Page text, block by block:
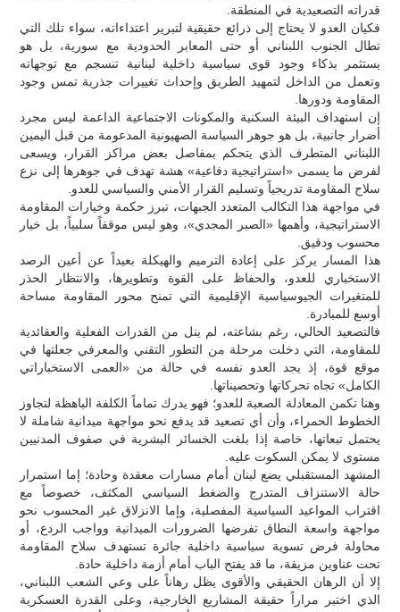
قدراته التصعيدية في المنطقة.
فكيان العدو لا يحتاج إلى ذرائع حقيقية لتبرير اعتداءاته، سواء تلك التي
تطال الجنوب اللبناني أو حتى المعابر الحدودية مع سورية، بل هو
يستثمر بذكاء وجود قوى سياسية داخلية لبنانية تنسجم مع توجهاته
وتعمل من الداخل لتمهيد الطريق وإحداث تغييرات جذرية تمس وجود
المقاومة ودورها.
إن استهداف البيئة السكنية والمكونات الاجتماعية الداعمة ليس مجرد
أضرار جانبية، بل هو جوهر السياسة الصهيونية المدعومة من قبل اليمين
اللبناني المتطرف الذي يتحكم بمفاصل بعض مراكز القرار، ويسعى
لفرض ما يسمى «استراتيجية دفاعية» هشة تهدف في جوهرها إلى نزع
سلاح المقاومة تدريجياً وتسليم القرار الأمني والسياسي للعدو.
في مواجهة هذا التكالب المتعدد الجبهات، تبرز حكمة وخيارات المقاومة
الاستراتيجية، وأهمها «الصبر المجدي»، وهو ليس موقفاً سلبياً، بل خيار
محسوب ودقيق.
هذا المسار يركز على إعادة الترميم والهيكلة بعيداً عن أعين الرصد
الاستخباري للعدو، والحفاظ على القوة وتطويرها، والانتظار الحذر
للمتغيرات الجيوسياسية الإقليمية التي تمنح محور المقاومة مساحة
أوسع للمبادرة.
فالتصعيد الحالي، رغم بشاعته، لم ينل من القدرات الفعلية والعقائدية
للمقاومة، التي دخلت مرحلة من التطور التقني والمعرفي جعلتها في
موقع قوة، إذ يجد العدو نفسه في حالة من «العمى الاستخباراتي
الكامل» تجاه تحركاتها وتحصيناتها.
وهنا تكمن المعادلة الصعبة للعدو؛ فهو يدرك تماماً الكلفة الباهظة لتجاوز
الخطوط الحمراء، وأن أي تصعيد قد يدفع نحو مواجهة ميدانية شاملة لا
يحتمل تبعاتها، خاصة إذا بلغت الخسائر البشرية في صفوف المدنيين
مستوى لا يمكن السكوت عليه.
المشهد المستقبلي يضع لبنان أمام مسارات معقدة وحادة؛ إما استمرار
حالة الاستنزاف المتدرج والضغط السياسي المكثف، خصوصاً مع
اقتراب المواعيد السياسية المفصلية، وإما الانزلاق غير المحسوب نحو
مواجهة واسعة النطاق تفرضها الضرورات الميدانية وواجب الردع، أو
محاولة فرض تسوية سياسية داخلية جائرة تستهدف سلاح المقاومة
تحت عناوين مزيفة، ما قد يفتح الباب أمام أزمة داخلية حادة.
إلا أن الرهان الحقيقي والأقوى يظل رهاناً على وعي الشعب اللبناني،
الذي اختبر مراراً حقيقة المشاريع الخارجية، وعلى القدرة العسكرية